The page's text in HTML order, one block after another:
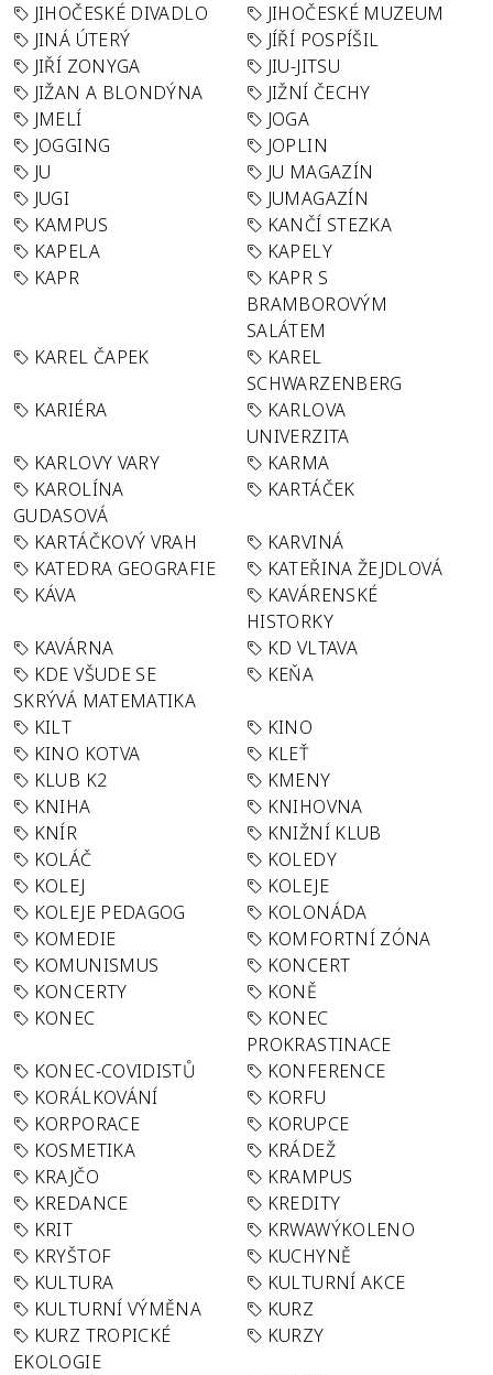
JIHOČESKÉ DIVADLO
JIHOČESKÉ MUZEUM
JINÁ ÚTERÝ
JÍŘÍ POSPÍŠIL
JIŘÍ ZONYGA
JIU-JITSU
JIŽAN A BLONDÝNA
JIŽNÍ ČECHY
JMELÍ
JOGA
JOGGING
JOPLIN
JU
JU MAGAZÍN
JUGI
JUMAGAZÍN
KAMPUS
KANČÍ STEZKA
KAPELA
KAPELY
KAPR
KAPR S
BRAMBOROVÝM
SALÁTEM
KAREL ČAPEK
KAREL
SCHWARZENBERG
KARIÉRA
KARLOVA
UNIVERZITA
KARLOVY VARY
KARMA
KAROLÍNA
GUDASOVÁ
KARTÁČEK
KARTÁČKOVÝ VRAH
KARVINÁ
KATEDRA GEOGRAFIE
KATEŘINA ŽEJDLOVÁ
KÁVA
KAVÁRENSKÉ
HISTORKY
KAVÁRNA
KD VLTAVA
KDE VŠUDE SE
SKRÝVÁ MATEMATIKA
KEŇA
KILT
KINO
KINO KOTVA
KLEŤ
KLUB K2
KMENY
KNIHA
KNIHOVNA
KNÍR
KNIŽNÍ KLUB
KOLÁČ
KOLEDY
KOLEJ
KOLEJE
KOLEJE PEDAGOG
KOLONÁDA
KOMEDIE
KOMFORTNÍ ZÓNA
KOMUNISMUS
KONCERT
KONCERTY
KONĚ
KONEC
KONEC
PROKRASTINACE
KONEC-COVIDISTŮ
KONFERENCE
KORÁLKOVÁNÍ
KORFU
KORPORACE
KORUPCE
KOSMETIKA
KRÁDEŽ
KRAJČO
KRAMPUS
KREDANCE
KREDITY
KRIT
KRWAWÝKOLENO
KRYŠTOF
KUCHYNĚ
KULTURA
KULTURNÍ AKCE
KULTURNÍ VÝMĚNA
KURZ
KURZ TROPICKÉ
EKOLOGIE
KURZY